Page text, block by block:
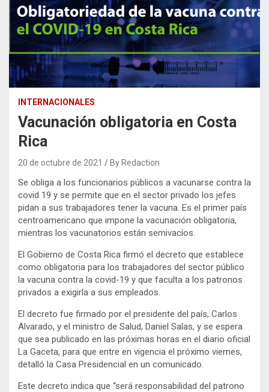
INTERNACIONALES
Vacunación obligatoria en Costa
Rica
20 de octubre de 2021 By Redaction
Se obliga a los funcionarios públicos a vacunarse contra la
covid 19 y se permite que en el sector privado los jefes
pidan a sus trabajadores tener la vacuna. Es el primer país
centroamericano que impone la vacunación obligatoria,
mientras los vacunatorios están semivacíos.
El Gobierno de Costa Rica firmó el decreto que establece
como obligatoria para los trabajadores del sector público
la vacuna contra la covid-19 y que faculta a los patronos
privados a exigirla a sus empleados.
El decreto fue firmado por el presidente del país, Carlos
Alvarado, y el ministro de Salud, Daniel Salas, y se espera
que sea publicado en las próximas horas en el diario oficial
La Gaceta, para que entre en vigencia el próximo viernes,
detalló la Casa Presidencial en un comunicado.
Este decreto indica que “será responsabilidad del patrono